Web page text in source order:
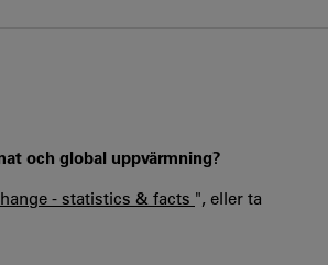
och global uppvärmning?
- statistics & facts ", eller ta